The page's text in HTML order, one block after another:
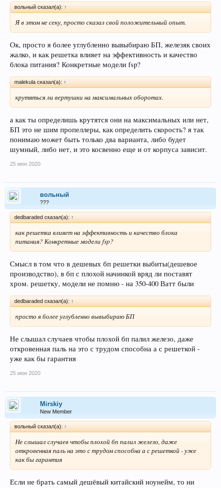
вольный сказал(а): ↑
Я в этом не секу, просто сказал свой положительный опыт.
Ок, просто я более углубленно вывыбираю БП, железяк своих
жалко, и как решетка влияет на эффективность и качество
блока питания? Конкретные модели fsp?
malekula сказал(а): ↑
крутяться ли вертушки на максимальных оборотах.
а как ты определишь крутятся они на максимальных или нет,
БП это не шим пропеллеры, как определить скорость? я так
понимаю может быть только два варианта, либо будет
шумный, либо нет, и это косвенно еще и от корпуса зависит.
25 июн 2020
вольный
???
dedbaraded сказал(а): ↑
как решетка влияет на эффективность и качество блока
питания? Конкретные модели fsp?
Смысл в том что в дешевых бп решетки выбиты(дешевое
производство), в бп с плохой начинкой вряд ли поставят
хром. решетку, модели не помню - на 350-400 Ватт были
dedbaraded сказал(а): ↑
просто я более углубленно вывыбираю БП
Не слышал случаев чтобы плохой бп палил железо, даже
откровенная паль на это с трудом способна а с решеткой -
уже как бы гарантия
25 июн 2020
Mirskiy
New Member
вольный сказал(а): ↑
Не слышал случаев чтобы плохой бп палил железо, даже
откровенная паль на это с трудом способна а с решеткой - уже
как бы гарантия
Если не брать самый дешёвый китайский ноунейм, то ни